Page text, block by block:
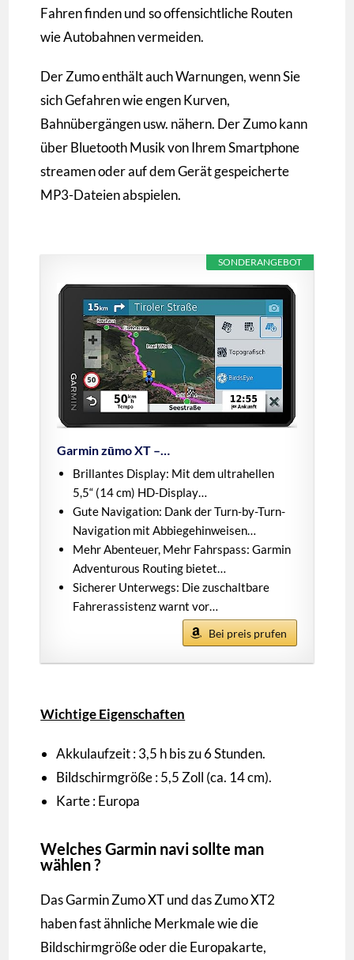
Fahren finden und so offensichtliche Routen
wie Autobahnen vermeiden.
Der Zumo enthält auch Warnungen, wenn Sie
sich Gefahren wie engen Kurven,
Bahnübergängen usw. nähern. Der Zumo kann
über Bluetooth Musik von Ihrem Smartphone
streamen oder auf dem Gerät gespeicherte
MP3-Dateien abspielen.
SONDERANGEBOT
Garmin zūmo XT –…
Brillantes Display: Mit dem ultrahellen
5,5“ (14 cm) HD-Display…
Gute Navigation: Dank der Turn-by-Turn-
Navigation mit Abbiegehinweisen…
Mehr Abenteuer, Mehr Fahrspass: Garmin
Adventurous Routing bietet…
Sicherer Unterwegs: Die zuschaltbare
Fahrerassistenz warnt vor…
Bei preis prufen
Wichtige Eigenschaften
Akkulaufzeit : 3,5 h bis zu 6 Stunden.
Bildschirmgröße : 5,5 Zoll (ca. 14 cm).
Karte : Europa
Welches Garmin navi sollte man
wählen ?
Das Garmin Zumo XT und das Zumo XT2
haben fast ähnliche Merkmale wie die
Bildschirmgröße oder die Europakarte,